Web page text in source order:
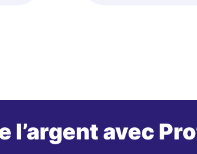
l’argent avec